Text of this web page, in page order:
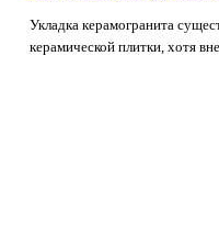
Укладка керамогранита
керамической плитки, хотя